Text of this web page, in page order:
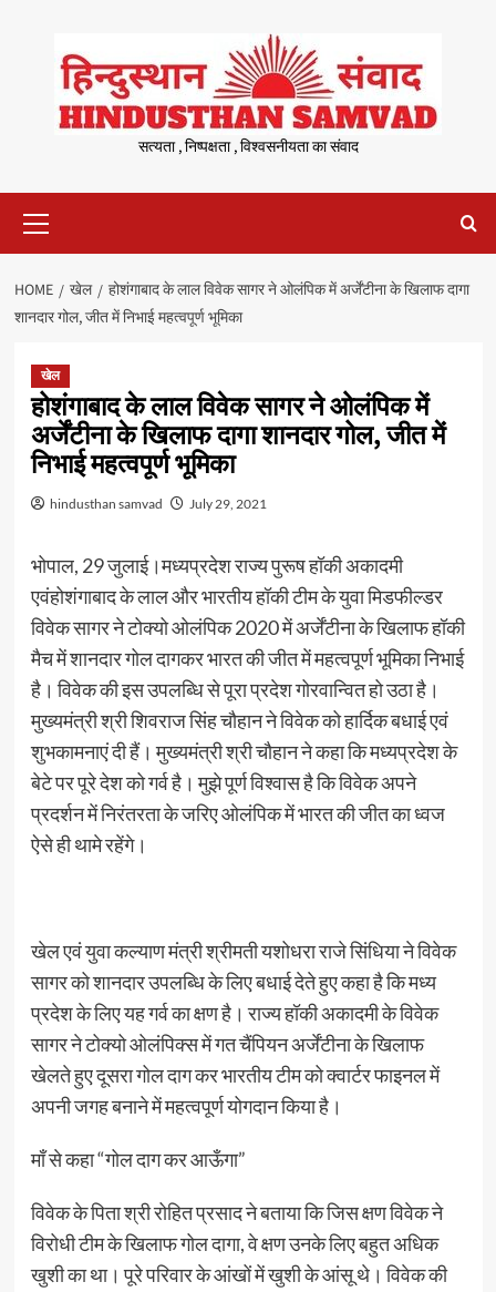
content
सत्यता , निष्पक्षता , विश्वसनीयता का संवाद
Menu
HOME खेल
होशंगाबाद के लाल विवेक सागर ने ओलंपिक में अर्जेंटीना के खिलाफ दागा
शानदार गोल, जीत में निभाई महत्वपूर्ण भूमिका
खेल
होशंगाबाद के लाल विवेक सागर ने ओलंपिक में
अर्जेंटीना के खिलाफ दागा शानदार गोल, जीत में
निभाई महत्वपूर्ण भूमिका
hindusthan samvad July 29, 2021
भोपाल, 29 जुलाई।मध्यप्रदेश राज्य पुरूष हॉकी अकादमी
एवंहोशंगाबाद के लाल और भारतीय हॉकी टीम के युवा मिडफील्डर
विवेक सागर ने टोक्यो ओलंपिक 2020 में अर्जेंटीना के खिलाफ हॉकी
मैच में शानदार गोल दागकर भारत की जीत में महत्वपूर्ण भूमिका निभाई
है। विवेक की इस उपलब्धि से पूरा प्रदेश गोरवान्वित हो उठा है।
मुख्यमंत्री श्री शिवराज सिंह चौहान ने विवेक को हार्दिक बधाई एवं
शुभकामनाएं दी हैं। मुख्यमंत्री श्री चौहान ने कहा कि मध्यप्रदेश के
बेटे पर पूरे देश को गर्व है। मुझे पूर्ण विश्वास है कि विवेक अपने
प्रदर्शन में निरंतरता के जरिए ओलंपिक में भारत की जीत का ध्वज
ऐसे ही थामे रहेंगे।
खेल एवं युवा कल्याण मंत्री श्रीमती यशोधरा राजे सिंधिया ने विवेक
सागर को शानदार उपलब्धि के लिए बधाई देते हुए कहा है कि मध्य
प्रदेश के लिए यह गर्व का क्षण है। राज्य हॉकी अकादमी के विवेक
सागर ने टोक्यो ओलंपिक्स में गत चैंपियन अर्जेंटीना के खिलाफ
खेलते हुए दूसरा गोल दाग कर भारतीय टीम को क्वार्टर फाइनल में
अपनी जगह बनाने में महत्वपूर्ण योगदान किया है।
माँ से कहा “गोल दाग कर आऊँगा”
विवेक के पिता श्री रोहित प्रसाद ने बताया कि जिस क्षण विवेक ने
विरोधी टीम के खिलाफ गोल दागा, वे क्षण उनके लिए बहुत अधिक
खुशी का था। पूरे परिवार के आंखों में खुशी के आंसू थे। विवेक की